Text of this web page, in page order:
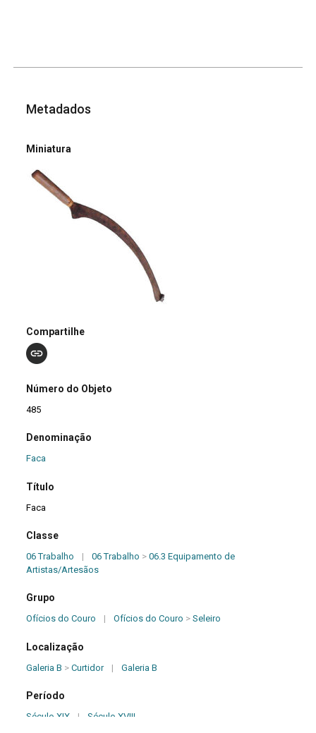
Metadados
Miniatura
Compartilhe
Número do Objeto
485
Denominação
Faca
Título
Faca
Classe
06 Trabalho | 06 Trabalho >06.3 Equipamento de
Artistas/Artesãos
Grupo
Ofícios do Couro | Ofícios do Couro >Seleiro
Localização
Galeria B >Curtidor | Galeria B
Período
Século XIX | Século XVIII